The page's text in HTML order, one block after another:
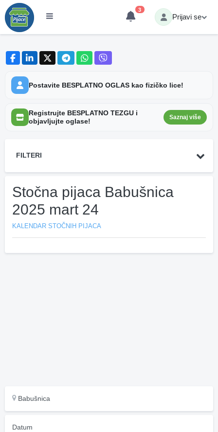
3
Prijavi se
Postavite BESPLATNO OGLAS kao fizičko lice!
Registrujte BESPLATNO TEZGU i
objavljujte oglase!
Saznaj više
FILTERI
Stočna pijaca Babušnica
2025 mart 24
KALENDAR STOČNIH PIJACA
Babušnica
Datum